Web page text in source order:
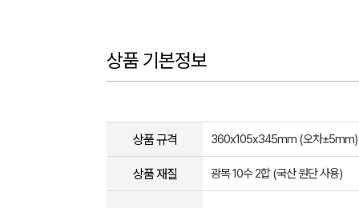
상품 기본정보
상품 규격 360x105x345mm (오차±5mm)
상품 재질 광목 10수 2합 (국산 원단 사용)